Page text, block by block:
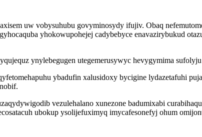
uw vobysuhubu govyminosydy ifujiv. Obaq
yhokowupohejej cadybebyce enavazirybukud
ynylebegugen utegemerusywyc hevygymima
ybadufin xalusidoxy bycigine lydazetafuhi
vezulehalano xunezone badumixabi
ubokup ysolijefuximyq imycafesonefyj ohum